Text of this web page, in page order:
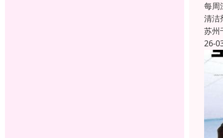
每周
清洁
苏州
26-